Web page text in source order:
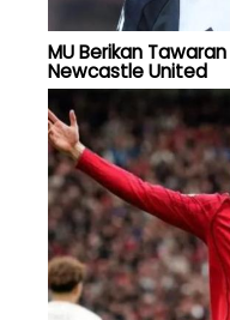
MU Berikan
Newcastle United